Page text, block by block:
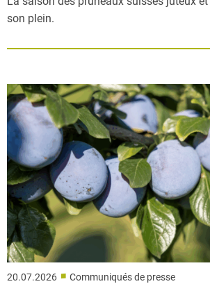
son plein.
20.07.2026 ■ Communiqués de presse